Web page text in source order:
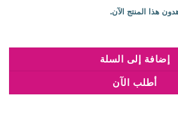
إضافة إلى السلة
أطلب الآن